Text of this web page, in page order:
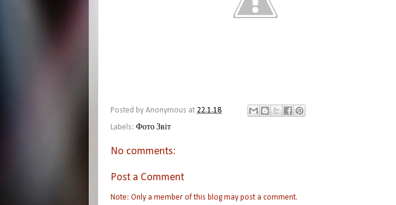
Posted by Anonymous at 22.1.18
Labels: Фото Звіт
No comments:
Post a Comment
Note: Only a member of this blog may post a comment.